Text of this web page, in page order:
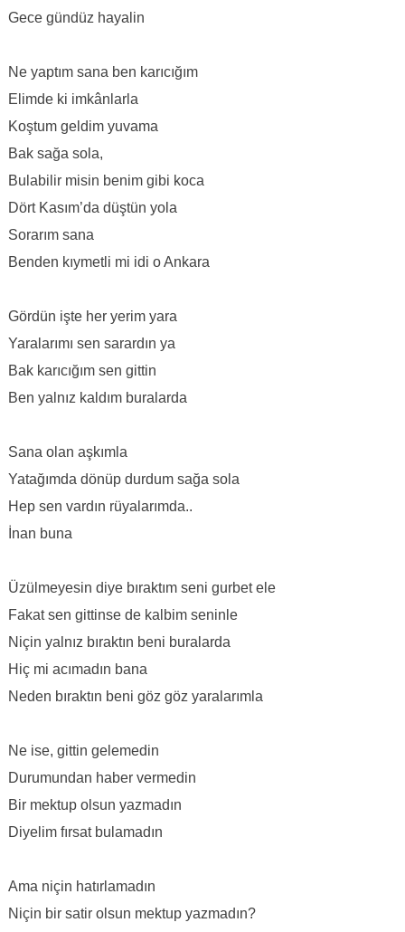
Gece gündüz hayalin
Ne yaptım sana ben karıcığım
Elimde ki imkânlarla
Koştum geldim yuvama
Bak sağa sola,
Bulabilir misin benim gibi koca
Dört Kasım’da düştün yola
Sorarım sana
Benden kıymetli mi idi o Ankara
Gördün işte her yerim yara
Yaralarımı sen sarardın ya
Bak karıcığım sen gittin
Ben yalnız kaldım buralarda
Sana olan aşkımla
Yatağımda dönüp durdum sağa sola
Hep sen vardın rüyalarımda..
İnan buna
Üzülmeyesin diye bıraktım seni gurbet ele
Fakat sen gittinse de kalbim seninle
Niçin yalnız bıraktın beni buralarda
Hiç mi acımadın bana
Neden bıraktın beni göz göz yaralarımla
Ne ise, gittin gelemedin
Durumundan haber vermedin
Bir mektup olsun yazmadın
Diyelim fırsat bulamadın
Ama niçin hatırlamadın
Niçin bir satir olsun mektup yazmadın?